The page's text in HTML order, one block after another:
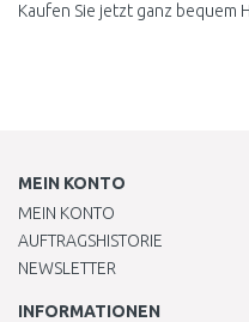
Kaufen Sie jetzt ganz bequem
MEIN KONTO
MEIN KONTO
AUFTRAGSHISTORIE
NEWSLETTER
INFORMATIONEN